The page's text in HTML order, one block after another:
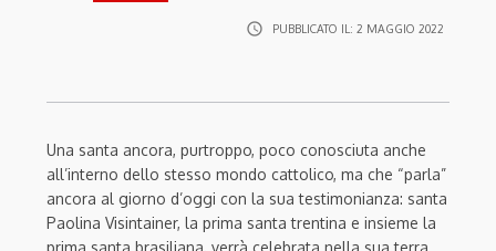
access_time PUBBLICATO IL: 2 MAGGIO 2022
Una santa ancora, purtroppo, poco conosciuta anche
all’interno dello stesso mondo cattolico, ma che “parla”
ancora al giorno d’oggi con la sua testimonianza: santa
Paolina Visintainer, la prima santa trentina e insieme la
prima santa brasiliana, verrà celebrata nella sua terra